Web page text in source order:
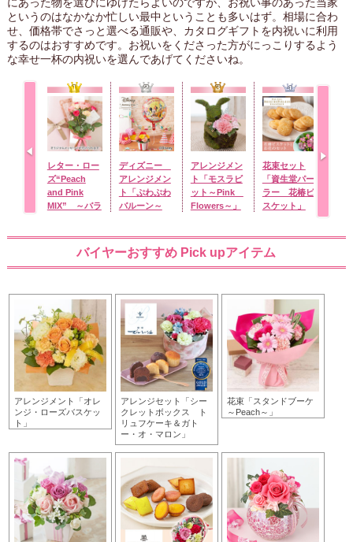
にあった物を選びにゆけたらよいのですが、お祝い事のあった当家
というのはなかなか忙しい最中ということも多いはず。相場に合わ
せ、価格帯でさっと選べる通販や、カタログギフトを内祝いに利用
するのはおすすめです。お祝いをくださった方がにっこりするよう
な幸せ一杯の内祝いを選んであげてくださいね。
レター・ロー
ズ“Peach
and Pink
MIX” ～バラ
ディズニー
アレンジメン
ト「ぷわぷわ
バルーン～
ッキー＆フレ
ンズ～」
アレンジメン
ト「モスラビ
ット～Pink
Flowers～」
花束セット
「資生堂パー
ラー 花椿ビ
スケット」
バイヤーおすすめ Pick upアイテム
アレンジメント「オレ
ンジ・ローズバスケッ
ト」
アレンジセット「シー
クレットボックス ト
リュフケーキ＆ガト
ー・オ・マロン」
花束「スタンドブーケ
～Peach～」